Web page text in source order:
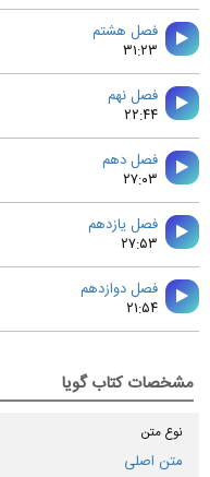
فصل هشتم
۳۱:۲۳
فصل نهم
۲۲:۴۴
فصل دهم
۲۷:۰۳
فصل يازدهم
۲۷:۵۳
فصل دوازدهم
۲۱:۵۴
مشخصات کتاب گویا
نوع متن
متن اصلی